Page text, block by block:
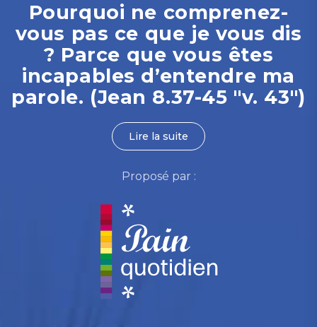
Pourquoi ne comprenez-
vous pas ce que je vous dis
? Parce que vous êtes
incapables d’entendre ma
parole. (Jean 8.37-45 "v. 43")
Lire la suite
Proposé par :